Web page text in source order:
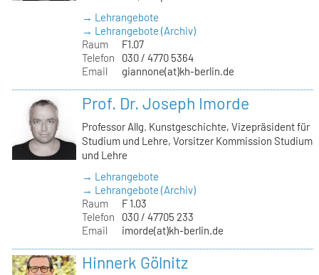
→ Lehrangebote
→ Lehrangebote (Archiv)
Raum
F1.07
Telefon
030 / 4770 5364
Email
giannone(at)kh-berlin.de
Prof. Dr. Joseph Imorde
Professor Allg. Kunstgeschichte, Vizepräsident für
Studium und Lehre, Vorsitzer Kommission Studium
und Lehre
→ Lehrangebote
→ Lehrangebote (Archiv)
Raum
F 1.03
Telefon
030 / 47705 233
Email
imorde(at)kh-berlin.de
Hinnerk Gölnitz